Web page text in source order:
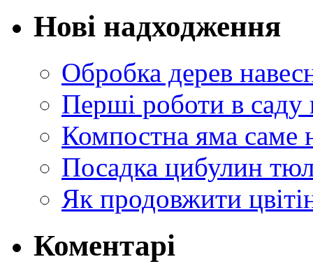
Нові надходження
Обробка дерев
Перші роботи в саду
Компостна яма саме
Посадка цибулин
Як продовжити
Коментарі